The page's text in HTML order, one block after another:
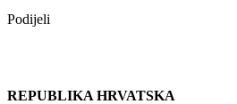
Podijeli
REPUBLIKA HRVATSKA